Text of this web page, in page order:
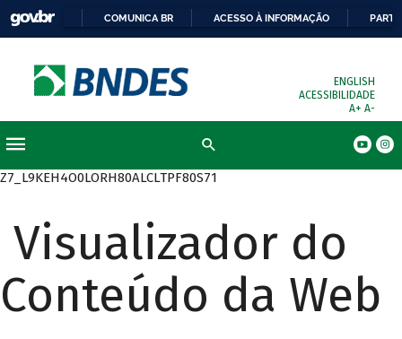
COMUNICA BR ACESSO À INFORMAÇÃO
ENGLISH
ACESSIBILIDADE
A+ A-
Z7_L9KEH4O0LORH80ALCLTPF80S71
Visualizador do
Conteúdo da Web